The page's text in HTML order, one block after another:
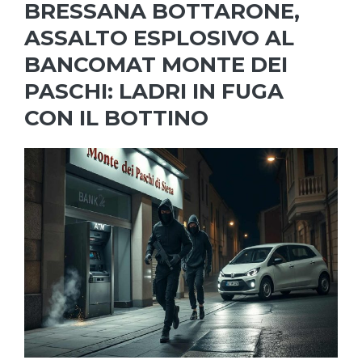
BRESSANA BOTTARONE,
ASSALTO ESPLOSIVO AL
BANCOMAT MONTE DEI
PASCHI: LADRI IN FUGA
CON IL BOTTINO